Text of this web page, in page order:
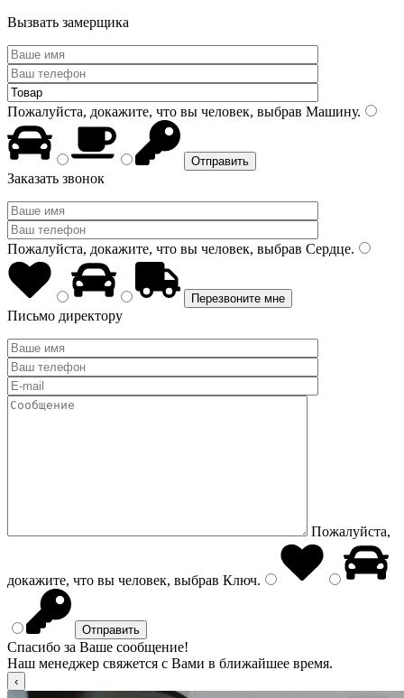
Вызвать замерщика
Пожалуйста, докажите, что вы человек, выбрав Машину.
Заказать звонок
Пожалуйста, докажите, что вы человек, выбрав Сердце.
Письмо директору
Пожалуйста,
докажите, что вы человек, выбрав Ключ.
Спасибо за Ваше сообщение!
Наш менеджер свяжется с Вами в ближайшее время.